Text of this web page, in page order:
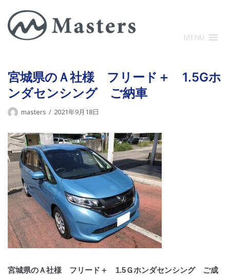
コ
ン
テ
に
ス
キ
ッ
MENU
宮城県のＡ社様 フリード＋ 1.5Gホ
ンダセンシング ご納車
masters 2021年9月18日
宮城県のＡ社様 フリード＋ 1.5Ｇホンダセンシング ご成